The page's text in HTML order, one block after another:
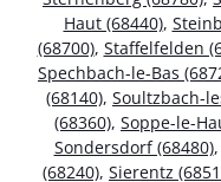
Haut (68440),
(68700), Staffelfelden
Spechbach-le-Bas
(68140), Soultzbach-
(68360), Soppe-le-
Sondersdorf (68480),
(68240), Sierentz